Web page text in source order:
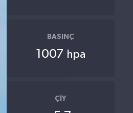
BASINÇ
1007 hpa
ÇIY